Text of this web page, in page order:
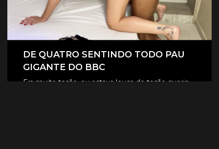
DE QUATRO SENTINDO TODO PAU
GIGANTE DO BBC
Era muito tesão, eu estava louca de tesão queria